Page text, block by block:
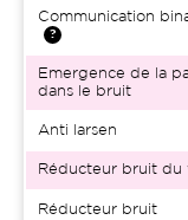
Communication
Emergence de la
dans le bruit
Anti larsen
Réducteur bruit du
Réducteur bruit